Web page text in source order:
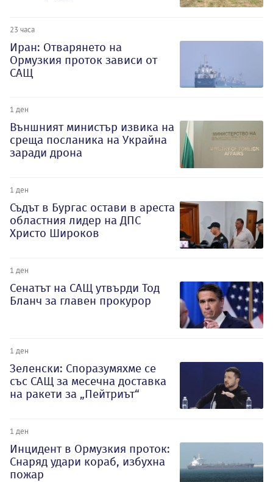
23 часа
Иран: Отварянето на
Ормузкия проток зависи от
САЩ
1 ден
Външният министър извика на
среща посланика на Украйна
заради дрона
1 ден
Съдът в Бургас остави в ареста
областния лидер на ДПС
Христо Широков
1 ден
Сенатът на САЩ утвърди Тод
Бланч за главен прокурор
1 ден
Зеленски: Споразумяхме се
със САЩ за месечна доставка
на ракети за „Пейтриът“
1 ден
Инцидент в Ормузкия проток:
Снаряд удари кораб, избухна
пожар